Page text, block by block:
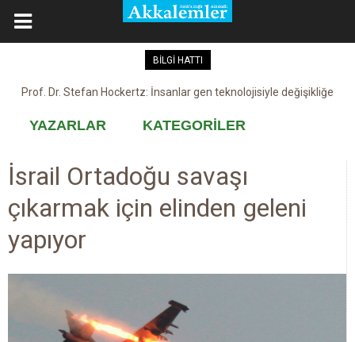
BİLGİ HATTI
Prof. Dr. Stefan Hockertz: İnsanlar gen teknolojisiyle değişikliğe
Kovid-19 aşısı, devşirme ve kobay!
YAZARLAR KATEGORİLER
İsrail Ortadoğu savaşı
çıkarmak için elinden geleni
yapıyor